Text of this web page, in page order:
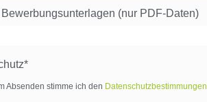
(nur PDF-Daten)
Absenden stimme ich den Datenschutzbestimmungen